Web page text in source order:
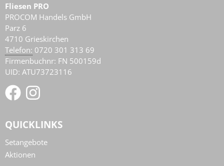
Fliesen PRO
PROCOM Handels GmbH
Parz 6
4710 Grieskirchen
AT
Telefon: 0720 301 313 69
Firmenbuchnr: FN 500159d
UID: ATU73723116
QUICKLINKS
Setangebote
Aktionen